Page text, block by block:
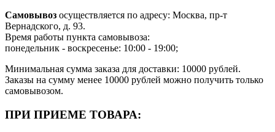
Самовывоз осуществляется по адресу: Москва, пр-т
Вернадского, д. 93.
Время работы пункта самовывоза:
понедельник - воскресенье: 10:00 - 19:00;
Минимальная сумма заказа для доставки: 10000 рублей.
Заказы на сумму менее 10000 рублей можно получить только
самовывозом.
ПРИ ПРИЕМЕ ТОВАРА: